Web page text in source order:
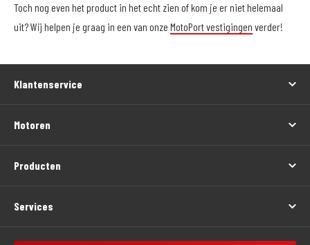
Toch nog even het product in het echt zien of kom je er niet helemaal
uit? Wij helpen je graag in een van onze MotoPort vestigingen verder!
Klantenservice
Motoren
Producten
Services